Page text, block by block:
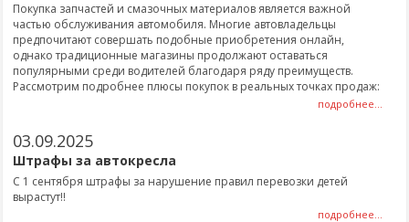
Покупка запчастей и смазочных материалов является важной
частью обслуживания автомобиля. Многие автовладельцы
предпочитают совершать подобные приобретения онлайн,
однако традиционные магазины продолжают оставаться
популярными среди водителей благодаря ряду преимуществ.
Рассмотрим подробнее плюсы покупок в реальных точках продаж:
подробнее...
03.09.2025
Штрафы за автокресла
С 1 сентября штрафы за нарушение правил перевозки детей
вырастут!!
подробнее...